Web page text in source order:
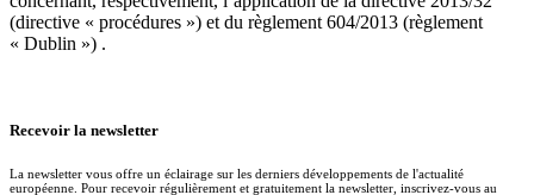
(directive « procédures ») et du règlement 604/2013 (règlement
« Dublin ») .
Recevoir la newsletter
La newsletter vous offre un éclairage sur les derniers développements de l'actualité
européenne. Pour recevoir régulièrement et gratuitement la newsletter, inscrivez-vous au